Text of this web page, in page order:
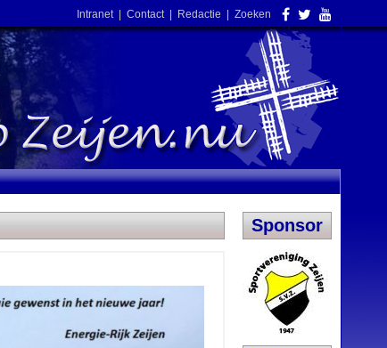
Intranet| Contact| Redactie Zoeken
Sponsor